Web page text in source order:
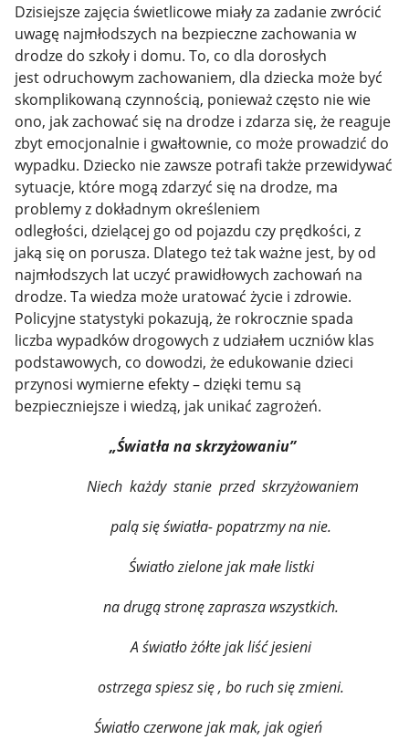
Dzisiejsze zajęcia świetlicowe miały za zadanie zwrócić
uwagę najmłodszych na bezpieczne zachowania w
drodze do szkoły i domu. To, co dla dorosłych
jest odruchowym zachowaniem, dla dziecka może być
skomplikowaną czynnością, ponieważ często nie wie
ono, jak zachować się na drodze i zdarza się, że reaguje
zbyt emocjonalnie i gwałtownie, co może prowadzić do
wypadku. Dziecko nie zawsze potrafi także przewidywać
sytuacje, które mogą zdarzyć się na drodze, ma
problemy z dokładnym określeniem
odległości, dzielącej go od pojazdu czy prędkości, z
jaką się on porusza. Dlatego też tak ważne jest, by od
najmłodszych lat uczyć prawidłowych zachowań na
drodze. Ta wiedza może uratować życie i zdrowie.
Policyjne statystyki pokazują, że rokrocznie spada
liczba wypadków drogowych z udziałem uczniów klas
podstawowych, co dowodzi, że edukowanie dzieci
przynosi wymierne efekty – dzięki temu są
bezpieczniejsze i wiedzą, jak unikać zagrożeń.
„Światła na skrzyżowaniu”
Niech każdy stanie przed skrzyżowaniem
palą się światła- popatrzmy na nie.
Światło zielone jak małe listki
na drugą stronę zaprasza wszystkich.
A światło żółte jak liść jesieni
ostrzega spiesz się , bo ruch się zmieni.
Światło czerwone jak mak, jak ogień